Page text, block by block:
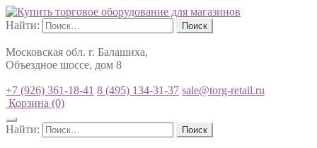
Найти:
Московская обл. г. Балашиха,
Объездное шоссе, дом 8
+7 (926) 361-18-41 8 (495) 134-31-37 sale@torg-retail.ru
Корзина (0)
Найти: